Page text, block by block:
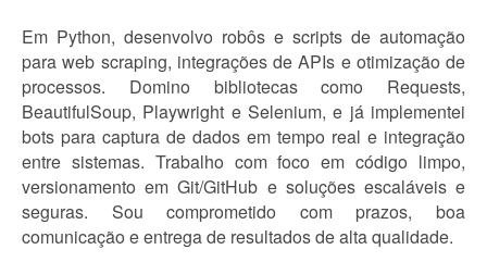
Em Python, desenvolvo robôs e scripts de automação
para web scraping, integrações de APIs e otimização de
processos. Domino bibliotecas como Requests,
BeautifulSoup, Playwright e Selenium, e já implementei
bots para captura de dados em tempo real e integração
entre sistemas. Trabalho com foco em código limpo,
versionamento em Git/GitHub e soluções escaláveis e
seguras. Sou comprometido com prazos, boa
comunicação e entrega de resultados de alta qualidade.